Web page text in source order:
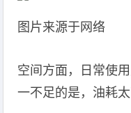
图片来源于网络
空间方面，日常使
一不足的是，油耗太